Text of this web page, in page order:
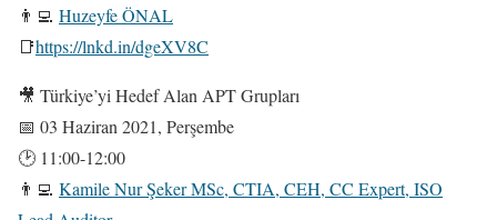
👨‍💻 Huzeyfe ÖNAL
📑https://lnkd.in/dgeXV8C
🎥 Türkiye’yi Hedef Alan APT Grupları
📅 03 Haziran 2021, Perşembe
🕑 11:00-12:00
👨‍💻 Kamile Nur Şeker MSc, CTIA, CEH, CC Expert, ISO